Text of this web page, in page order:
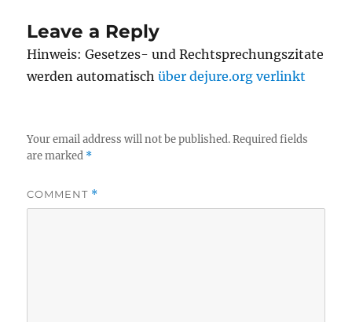
Leave a Reply
Hinweis: Gesetzes- und Rechtsprechungszitate
werden automatischüber dejure.org verlinkt
Your email address will not be published. Required fields
are marked *
COMMENT *